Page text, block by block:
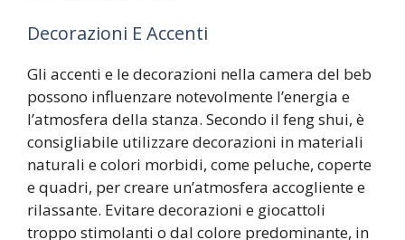
Decorazioni E Accenti
Gli accenti e le decorazioni nella camera del beb
possono influenzare notevolmente l’energia e
l’atmosfera della stanza. Secondo il feng shui, è
consigliabile utilizzare decorazioni in materiali
naturali e colori morbidi, come peluche, coperte
e quadri, per creare un’atmosfera accogliente e
rilassante. Evitare decorazioni e giocattoli
troppo stimolanti o dal colore predominante, in